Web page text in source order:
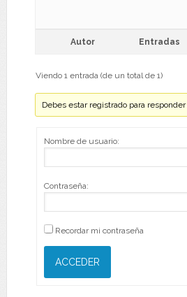
Autor Entradas
Viendo 1 entrada (de un total de 1)
Debes estar registrado para
Nombre de usuario:
Contraseña:
Recordar mi contraseña
ACCEDER